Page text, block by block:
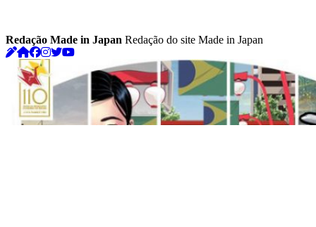
Redação Made in Japan Redação do site Made in Japan